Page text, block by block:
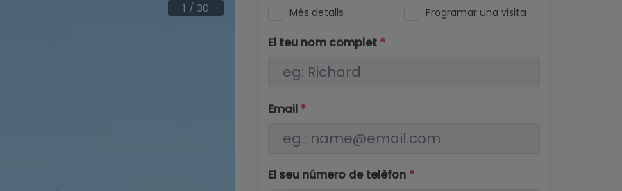
1 / 30 Més detalls Programar una visita
El teu nom complet *
Email *
El seu número de telèfon *